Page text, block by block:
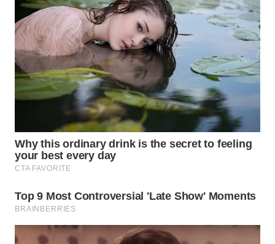
WN
CIANJUR
WN
KEPULAUAN
SERIBU
WN
TANGERANG
WN
CIREBON